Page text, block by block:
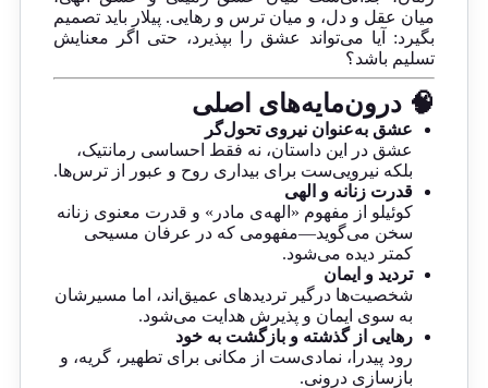
میان عقل و دل، و میان ترس و رهایی. پیلار باید تصمیم
بگیرد: آیا می‌تواند عشق را بپذیرد، حتی اگر معنایش
تسلیم باشد؟
🧠 درون‌مایه‌های اصلی
عشق به‌عنوان نیروی تحول‌گر
عشق در این داستان، نه فقط احساسی رمانتیک،
بلکه نیرویی‌ست برای بیداری روح و عبور از ترس‌ها.
قدرت زنانه و الهی
کوئیلو از مفهوم «الهه‌ی مادر» و قدرت معنوی زنانه
سخن می‌گوید—مفهومی که در عرفان مسیحی
کمتر دیده می‌شود.
تردید و ایمان
شخصیت‌ها درگیر تردیدهای عمیق‌اند، اما مسیرشان
به سوی ایمان و پذیرش هدایت می‌شود.
رهایی از گذشته و بازگشت به خود
رود پیدرا، نمادی‌ست از مکانی برای تطهیر، گریه، و
بازسازی درونی.